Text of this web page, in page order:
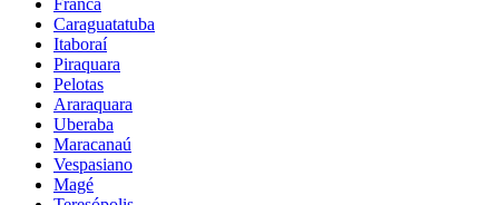
Franca
Caraguatatuba
Itaboraí
Piraquara
Pelotas
Araraquara
Uberaba
Maracanaú
Vespasiano
Magé